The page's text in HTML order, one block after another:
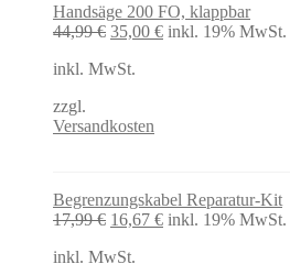
Handsäge 200 FO, klappbar
44,99€ Ursprünglicher
war:
35,00 €Aktueller
inkl. 19% MwSt.
inkl. MwSt.
zzgl.
Versandkosten
Begrenzungskabel Reparatur-Kit
17,99€ Ursprünglicher
war:
16,67 €Aktueller
inkl. 19% MwSt.
inkl. MwSt.